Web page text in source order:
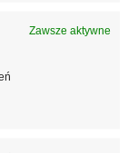
Zawsze aktywne
WL(T)3-WD(V)3